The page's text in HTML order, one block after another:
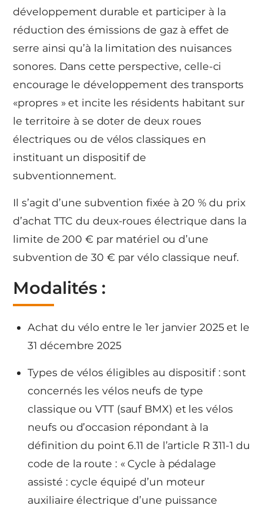
développement durable et participer à la
réduction des émissions de gaz à effet de
serre ainsi qu’à la limitation des nuisances
sonores. Dans cette perspective, celle-ci
encourage le développement des transports
«propres » et incite les résidents habitant sur
le territoire à se doter de deux roues
électriques ou de vélos classiques en
instituant un dispositif de
subventionnement.
Il s’agit d’une subvention fixée à 20 % du prix
d’achat TTC du deux-roues électrique dans la
limite de 200 € par matériel ou d’une
subvention de 30 € par vélo classique neuf.
Modalités :
Achat du vélo entre le 1er janvier 2025 et le
31 décembre 2025
Types de vélos éligibles au dispositif : sont
concernés les vélos neufs de type
classique ou VTT (sauf BMX) et les vélos
neufs ou d’occasion répondant à la
définition du point 6.11 de l’article R 311-1 du
code de la route : « Cycle à pédalage
assisté : cycle équipé d’un moteur
auxiliaire électrique d’une puissance